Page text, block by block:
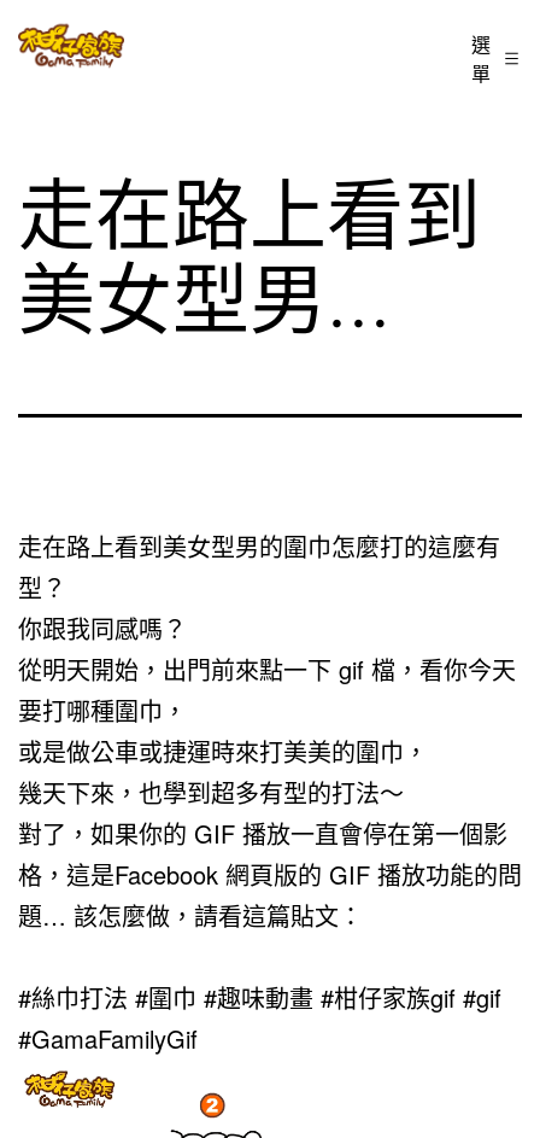
至柑
BLOG
選
單
走在路上看到
美女型男…
走在路上看到美女型男的圍巾怎麼打的這麼有
型？
你跟我同感嗎？
從明天開始，出門前來點一下 gif 檔，看你今天
要打哪種圍巾，
或是做公車或捷運時來打美美的圍巾，
幾天下來，也學到超多有型的打法～
對了，如果你的 GIF 播放一直會停在第一個影
格，這是Facebook 網頁版的 GIF 播放功能的問
題… 該怎麼做，請看這篇貼文：
#絲巾打法 #圍巾 #趣味動畫 #柑仔家族gif #gif
#GamaFamilyGif